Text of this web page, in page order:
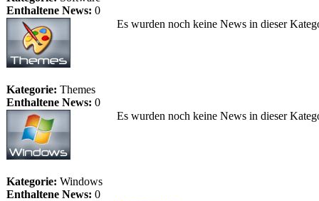
Enthaltene News: 0
Kategorie: Themes
Enthaltene News: 0
Es wurden noch keine News in dieser
Kategorie: Windows
Enthaltene News: 0
Es wurden noch keine News in dieser